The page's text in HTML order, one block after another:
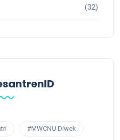
(32)
#MWCNU Diwek